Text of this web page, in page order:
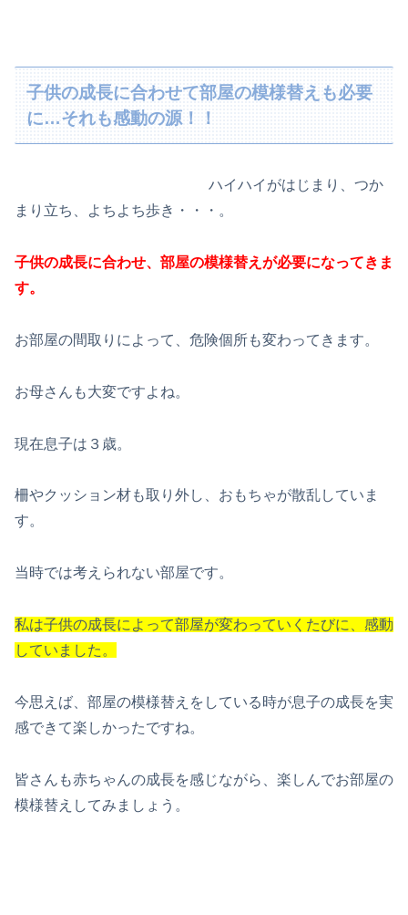
子供の成長に合わせて部屋の模様替えも必要
に…それも感動の源！！
ハイハイがはじまり、つか
まり立ち、よちよち歩き・・・。
子供の成長に合わせ、部屋の模様替えが必要になってきま
す。
お部屋の間取りによって、危険個所も変わってきます。
お母さんも大変ですよね。
現在息子は３歳。
柵やクッション材も取り外し、おもちゃが散乱していま
す。
当時では考えられない部屋です。
私は子供の成長によって部屋が変わっていくたびに、感動
していました。
今思えば、部屋の模様替えをしている時が息子の成長を実
感できて楽しかったですね。
皆さんも赤ちゃんの成長を感じながら、楽しんでお部屋の
模様替えしてみましょう。